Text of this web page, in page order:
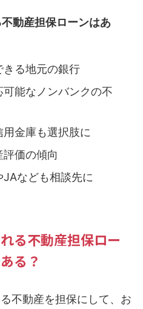
動産担保ローンはあ
る地元の銀行
可能なノンバンクの不
用金庫も選択肢に
価の傾向
なども相談先に
る不動産担保ロー
る？
不動産を担保にして、お